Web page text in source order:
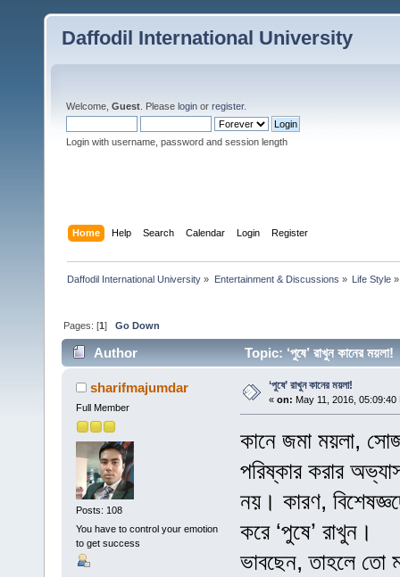
Daffodil International University
Welcome, Guest . Please login or register.
Login with username, password and session length
Home Help Search Calendar Login Register
Daffodil International University » Entertainment & Discussions » Life Style»
Pages: [1]Go Down
Author Topic: ‘পুষে’ রাখুন কানের
sharifmajumdar
Full Member
Posts: 108
You have to control your emotion
to get success
‘পুষে’ রাখুন কানের ময়লা!
« on: May 11, 2016, 05:09:40
কানে জমা ময়লা,
পরিষ্কার করার
নয়। কারণ,
করে ‘পুষে’ রাখুন।
ভাবছেন, তাহলে তো